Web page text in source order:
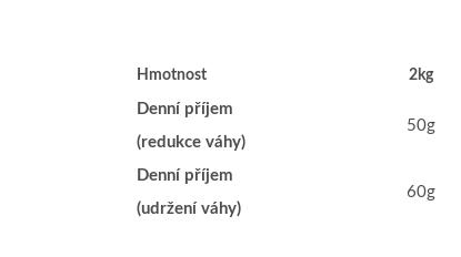
Hmotnost 2kg
Denní příjem
(redukce váhy)
50g
Denní příjem
(udržení váhy)
60g